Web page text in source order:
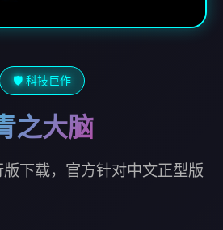
🛡️ 科技巨作
之大脑
下载，官方针对中文正型版